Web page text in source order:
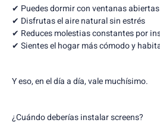
✔ Puedes dormir con ventanas abiertas
✔ Disfrutas el aire natural sin estrés
✔ Reduces molestias constantes por
✔ Sientes el hogar más cómodo y
Y eso, en el día a día, vale muchísimo.
¿Cuándo deberías instalar screens?